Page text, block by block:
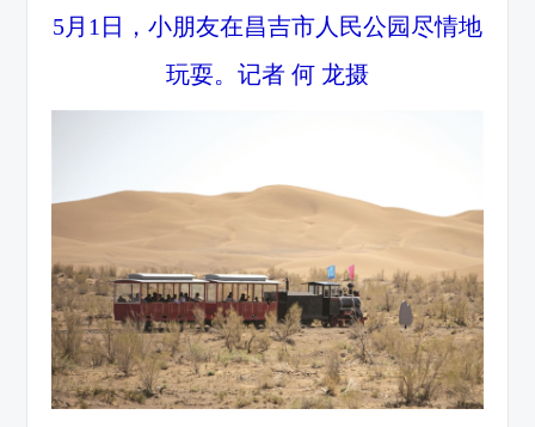
5月1日，小朋友在昌吉市人民公园尽情地
玩耍。记者 何 龙摄